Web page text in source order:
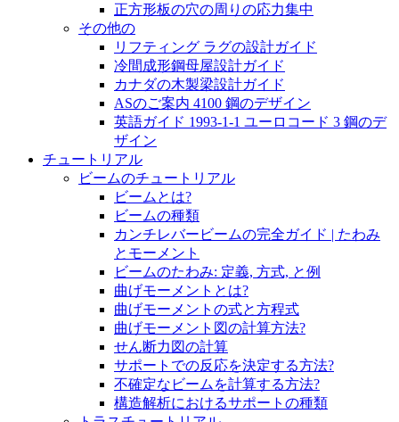
正方形板の穴の周りの応力集中
その他の
リフティング ラグの設計ガイド
冷間成形鋼母屋設計ガイド
カナダの木製梁設計ガイド
ASのご案内 4100 鋼のデザイン
英語ガイド 1993-1-1 ユーロコード 3 鋼のデ
ザイン
チュートリアル
ビームのチュートリアル
ビームとは?
ビームの種類
カンチレバービームの完全ガイド | たわみ
とモーメント
ビームのたわみ: 定義, 方式, と例
曲げモーメントとは?
曲げモーメントの式と方程式
曲げモーメント図の計算方法?
せん断力図の計算
サポートでの反応を決定する方法?
不確定なビームを計算する方法?
構造解析におけるサポートの種類